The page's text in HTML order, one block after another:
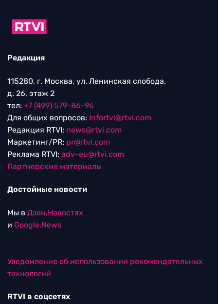
Редакция
115280, г. Москва, ул. Ленинская слобода,
д. 26, этаж 2
тел: +7 (499) 579-86-96
Для общих вопросов: Infortvi@rtvi.com
Редакция RTVI: news@rtvi.com
Маркетинг/PR: pr@rtvi.com
Реклама RTVI: adv-eu@rtvi.com
Партнерские материалы
Достойные новости
Мы в Дзен.Новостях
и Google.News
Уведомление об использовании рекомендательных
технологий
RTVI в соцсетях